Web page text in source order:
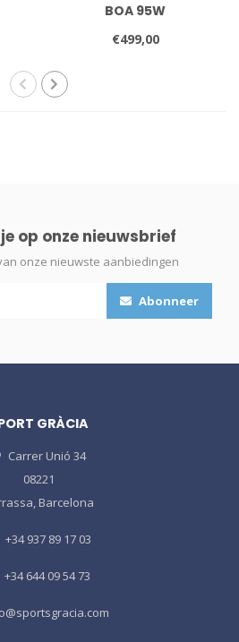
BOA 95W
€499,00
op onze nieuwsbrief
onze nieuwste aanbiedingen
Abonneer
GRÀCIA
Carrer Unió 34
08221
Barcelona
+34 937 89 17 03
+34 644 09 54 73